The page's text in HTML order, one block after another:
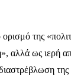
της
αλλά ως ιερή